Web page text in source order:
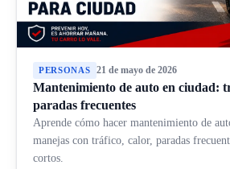
PERSONAS 21 de mayo de 2026
Mantenimiento de auto en ciudad:
paradas frecuentes
Aprende cómo hacer mantenimiento de
manejas con tráfico, calor, paradas
cortos.